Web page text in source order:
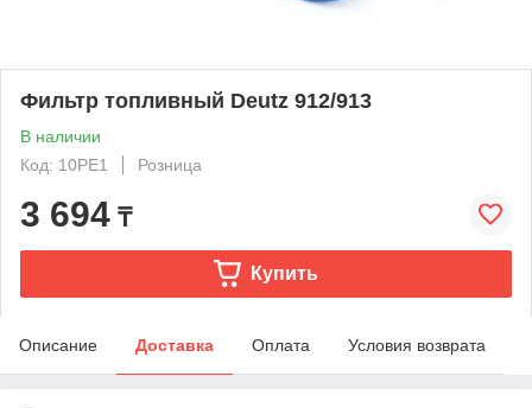
Фильтр топливный Deutz 912/913
В наличии
Код: 10PE1
Розница
3 694 ₸
Купить
Описание Доставка Оплата Условия возврата